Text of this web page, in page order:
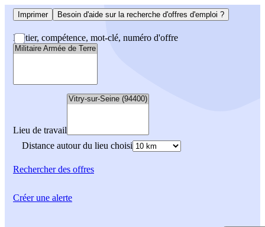
Imprimer Besoin d'aide sur la recherche d'offres d'emploi ?
Métier, compétence, mot-clé, numéro d'offre
Lieu de travail
Distance autour du lieu choisi
Rechercherdes offres
Créer une alerte